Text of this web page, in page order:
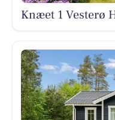
Knæet 1 Vesterø